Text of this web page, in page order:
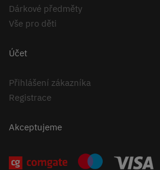
Dárkové předměty
Vše pro děti
Účet
Přihlášení zákazníka
Registrace
Akceptujeme